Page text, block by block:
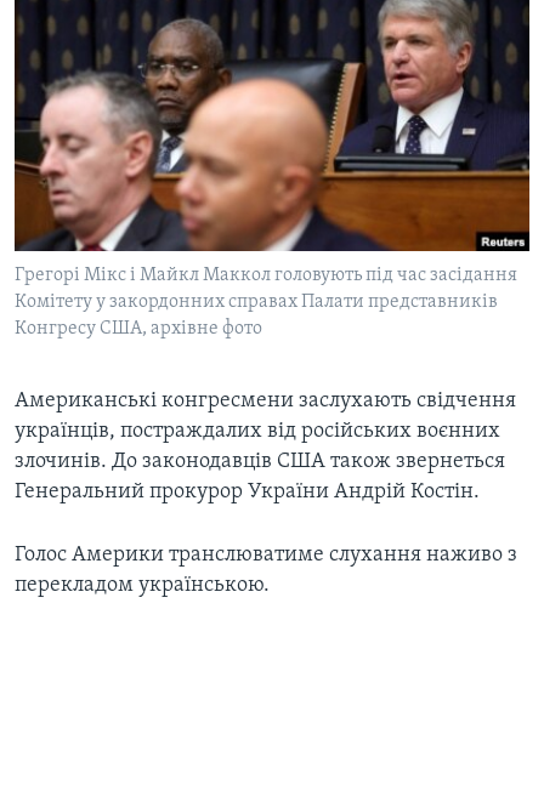
СУСПІЛЬСТВО
ЕКОНОМІКА
ІСТОРІЇ УСПІХУ УКРАЇНЦІВ
ТЕЛЕПРОГРАМИ
ЧАС-TIME
БРИФІНГ ГОЛОСУ АМЕРИКИ
СТУДІЯ ВАШИНГТОН
ВІКНО В АМЕРИКУ
ПРАЙМ-ТАЙМ
ПОГЛЯД З ВАШИНГТОНА
ENGLISH
Learning English
МИ В СОЦМЕРЕЖАХ
Мови
Грегорі Мікс і Майкл Маккол головують під час засідання
Комітету у закордонних справах Палати представників
Конгресу США, архівне фото
Американські конгресмени заслухають свідчення
українців, постраждалих від російських воєнних
злочинів. До законодавців США також звернеться
Генеральний прокурор України Андрій Костін.
Голос Америки транслюватиме слухання наживо з
перекладом українською.